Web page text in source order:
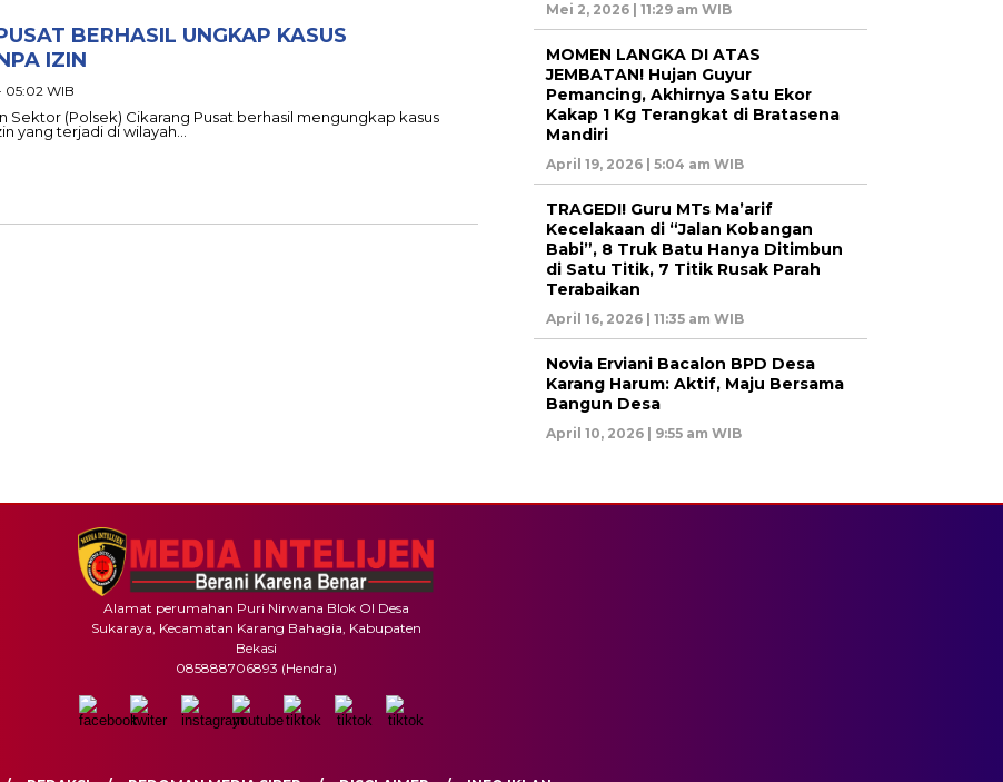
BERHASIL UNGKAP KASUS
IZIN
05:02 WIB
Sektor (Polsek) Cikarang Pusat berhasil mengungkap kasus
yang terjadi di wilayah…
Mei 2, 2026 | 11:29 am WIB
MOMEN LANGKA DI ATAS
JEMBATAN! Hujan Guyur
Pemancing, Akhirnya Satu Ekor
Kakap 1 Kg Terangkat di Bratasena
Mandiri
April 19, 2026 | 5:04 am WIB
TRAGEDI! Guru MTs Ma’arif
Kecelakaan di “Jalan Kobangan
Babi”, 8 Truk Batu Hanya Ditimbun
di Satu Titik, 7 Titik Rusak Parah
Terabaikan
April 16, 2026 | 11:35 am WIB
Novia Erviani Bacalon BPD Desa
Karang Harum: Aktif, Maju Bersama
Bangun Desa
April 10, 2026 | 9:55 am WIB
Alamat perumahan Puri Nirwana Blok OI Desa
Sukaraya, Kecamatan Karang Bahagia, Kabupaten
Bekasi
085888706893 (Hendra)